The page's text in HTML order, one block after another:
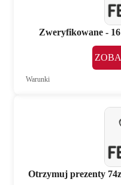
Zweryfikowane -
Warunki
Otrzymuj prezenty